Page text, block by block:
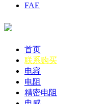
FAE
首页
联系购买
电容
电阻
精密电阻